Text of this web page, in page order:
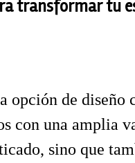
transformar tu
opción de
con una amplia
sino que